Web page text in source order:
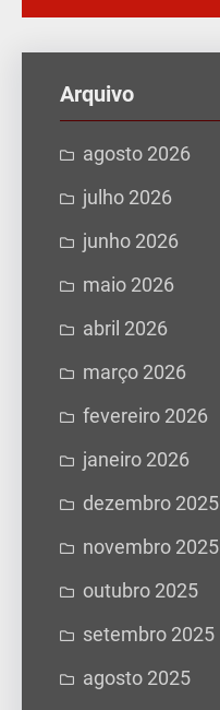
s
q
s
r
Arquivo
agosto 2026
julho 2026
junho 2026
maio 2026
abril 2026
março 2026
fevereiro 2026
janeiro 2026
dezembro 2025
novembro 2025
outubro 2025
setembro 2025
agosto 2025